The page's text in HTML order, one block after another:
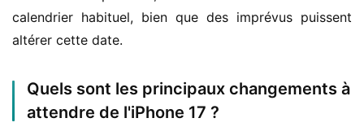
calendrier habituel, bien que des imprévus puissent
altérer cette date.
Quels sont les principaux changements à
attendre de l'iPhone 17 ?